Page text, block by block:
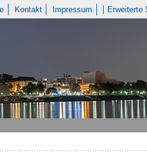
Kontakt Impressum Erweiterte